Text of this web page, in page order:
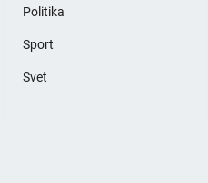
Politika
Sport
Svet